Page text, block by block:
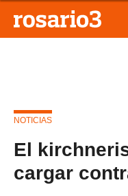
NOTICIAS
El
cargar